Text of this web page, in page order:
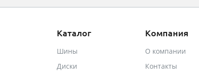
Каталог
Шины
Диски
Компания
О компании
Контакты